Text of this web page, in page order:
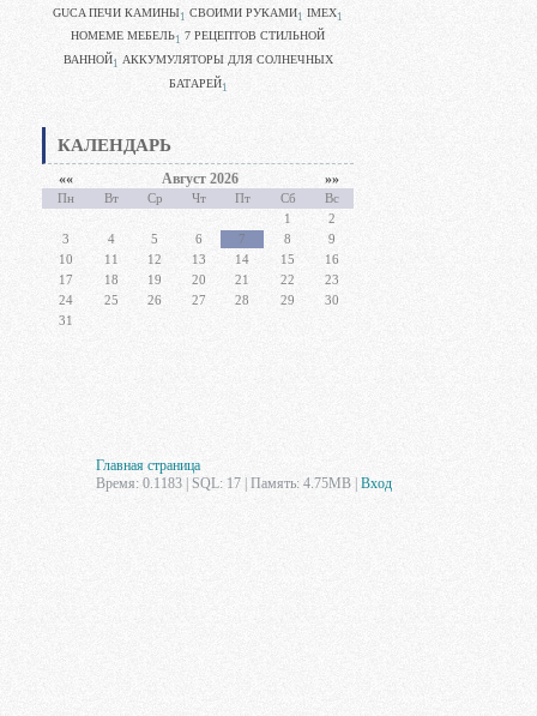
GUCA ПЕЧИ КАМИНЫ1 CВОИМИ РУКАМИ1 IMEX1
HOMEME МЕБЕЛЬ1 7 РЕЦЕПТОВ СТИЛЬНОЙ
ВАННОЙ1 АККУМУЛЯТОРЫ ДЛЯ СОЛНЕЧНЫХ
БАТАРЕЙ1
КАЛЕНДАРЬ
«« Август 2026 »»
Пн Вт Ср Чт Пт Сб
Вс
1
2
3
4 5 6 7 8
9
10
11 12 13 14 15
16
17
18 19 20 21 22
23
24
25 26 27 28 29
30
31
Главная страница
Время: 0.1183 | SQL: 17 | Память: 4.75MB Вход